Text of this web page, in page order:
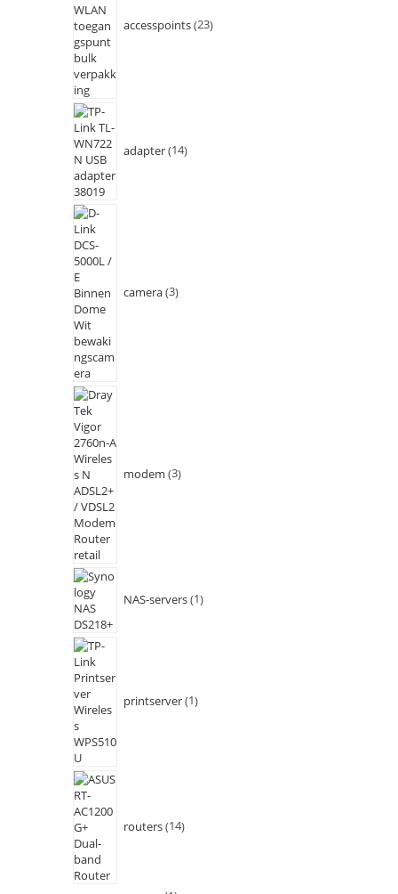
accesspoints 23
adapter 14
camera 3
modem 3
NAS-servers 1
printserver 1
routers 14